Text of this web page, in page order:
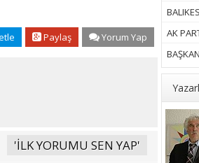
AK
Paylaş Yorum Yap
'İLK YORUMU SEN YAP'